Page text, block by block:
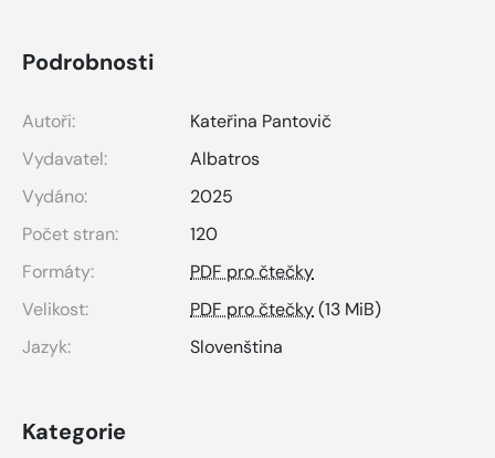
Podrobnosti
Autoři:
Kateřina Pantovič
Vydavatel:
Albatros
Vydáno:
2025
Počet stran:
120
Formáty:
PDF pro čtečky
Velikost:
PDF pro čtečky(13 MiB)
Jazyk:
Slovenština
Kategorie